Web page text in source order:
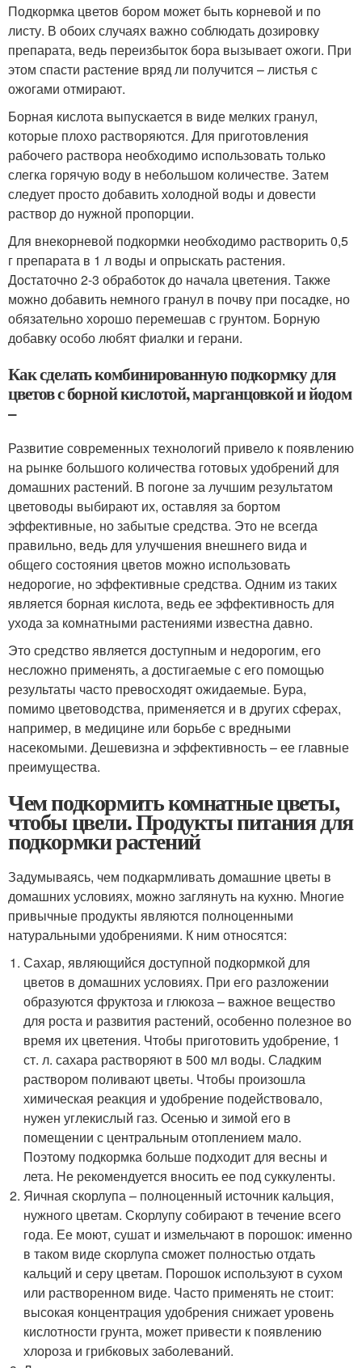
Подкормка цветов бором может быть корневой и по
листу. В обоих случаях важно соблюдать дозировку
препарата, ведь переизбыток бора вызывает ожоги. При
этом спасти растение вряд ли получится – листья с
ожогами отмирают.
Борная кислота выпускается в виде мелких гранул,
которые плохо растворяются. Для приготовления
рабочего раствора необходимо использовать только
слегка горячую воду в небольшом количестве. Затем
следует просто добавить холодной воды и довести
раствор до нужной пропорции.
Для внекорневой подкормки необходимо растворить 0,5
г препарата в 1 л воды и опрыскать растения.
Достаточно 2-3 обработок до начала цветения. Также
можно добавить немного гранул в почву при посадке, но
обязательно хорошо перемешав с грунтом. Борную
добавку особо любят фиалки и герани.
Как сделать комбинированную подкормку для
цветов с борной кислотой, марганцовкой и йодом
–
Развитие современных технологий привело к появлению
на рынке большого количества готовых удобрений для
домашних растений. В погоне за лучшим результатом
цветоводы выбирают их, оставляя за бортом
эффективные, но забытые средства. Это не всегда
правильно, ведь для улучшения внешнего вида и
общего состояния цветов можно использовать
недорогие, но эффективные средства. Одним из таких
является борная кислота, ведь ее эффективность для
ухода за комнатными растениями известна давно.
Это средство является доступным и недорогим, его
несложно применять, а достигаемые с его помощью
результаты часто превосходят ожидаемые. Бура,
помимо цветоводства, применяется и в других сферах,
например, в медицине или борьбе с вредными
насекомыми. Дешевизна и эффективность – ее главные
преимущества.
Чем подкормить комнатные цветы,
чтобы цвели. Продукты питания для
подкормки растений
Задумываясь, чем подкармливать домашние цветы в
домашних условиях, можно заглянуть на кухню. Многие
привычные продукты являются полноценными
натуральными удобрениями. К ним относятся:
Сахар, являющийся доступной подкормкой для
цветов в домашних условиях. При его разложении
образуются фруктоза и глюкоза – важное вещество
для роста и развития растений, особенно полезное во
время их цветения. Чтобы приготовить удобрение, 1
ст. л. сахара растворяют в 500 мл воды. Сладким
раствором поливают цветы. Чтобы произошла
химическая реакция и удобрение подействовало,
нужен углекислый газ. Осенью и зимой его в
помещении с центральным отоплением мало.
Поэтому подкормка больше подходит для весны и
лета. Не рекомендуется вносить ее под суккуленты.
Яичная скорлупа – полноценный источник кальция,
нужного цветам. Скорлупу собирают в течение всего
года. Ее моют, сушат и измельчают в порошок: именно
в таком виде скорлупа сможет полностью отдать
кальций и серу цветам. Порошок используют в сухом
или растворенном виде. Часто применять не стоит:
высокая концентрация удобрения снижает уровень
кислотности грунта, может привести к появлению
хлороза и грибковых заболеваний.